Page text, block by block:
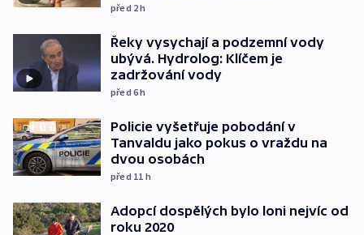
před 2h
Řeky vysychají a podzemní vody
ubývá. Hydrolog: Klíčem je
zadržování vody
před 6h
Policie vyšetřuje pobodání v
Tanvaldu jako pokus o vraždu na
dvou osobách
před 11 h
Adopcí dospělých bylo loni nejvíc od
roku 2020